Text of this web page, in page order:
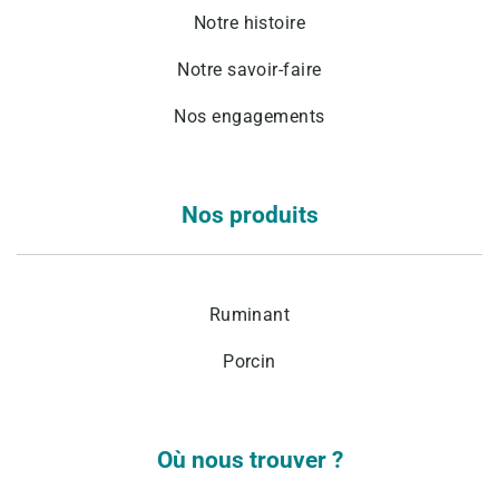
Notre histoire
Notre savoir-faire
Nos engagements
Nos produits
Ruminant
Porcin
Où nous trouver ?